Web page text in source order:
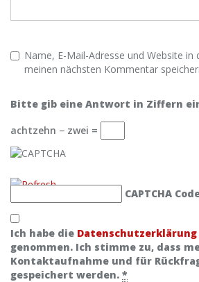
Name, E-Mail-Adresse und Website
meinen nächsten Kommentar
Bitte gib eine Antwort in Ziffern
achtzehn − zwei =
CAPTCHA
Ich habe die Datenschutzerklärung
genommen. Ich stimme zu, dass
Kontaktaufnahme und für
gespeichert werden. *